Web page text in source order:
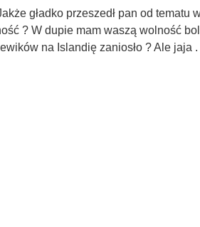
gładko przeszedł pan od
? W dupie mam waszą wolność
na Islandię zaniosło ? Ale jaja .